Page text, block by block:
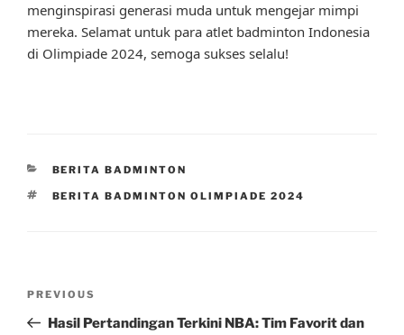
menginspirasi generasi muda untuk mengejar mimpi
mereka. Selamat untuk para atlet badminton Indonesia
di Olimpiade 2024, semoga sukses selalu!
CATEGORIES
BERITA BADMINTON
TAGS
BERITA BADMINTON OLIMPIADE 2024
Previous
Post
PREVIOUS
Hasil Pertandingan Terkini NBA: Tim Favorit dan